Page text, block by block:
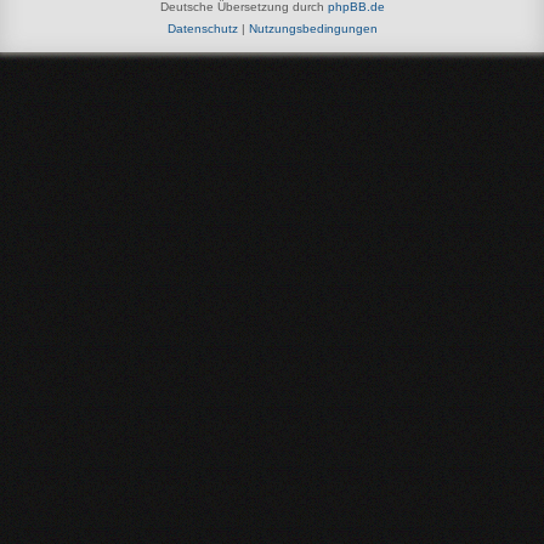
Deutsche Übersetzung durch phpBB.de
Datenschutz| Nutzungsbedingungen